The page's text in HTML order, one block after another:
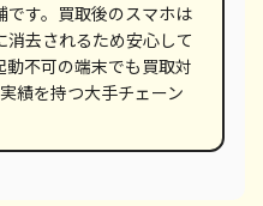
です。買取後のスマホは
去されるため安心して
不可の端末でも買取対
績を持つ大手チェーン